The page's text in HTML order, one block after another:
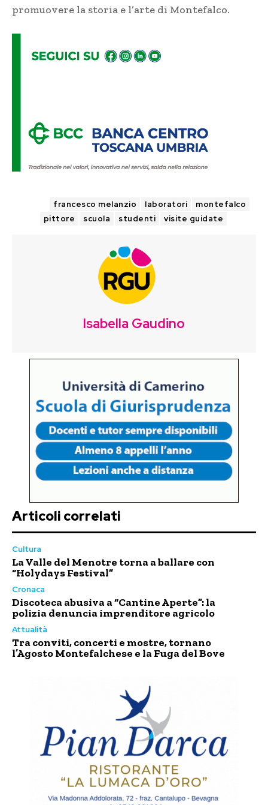
promuovere la storia e l’arte di Montefalco.
francesco melanzio laboratori
montefalco
pittore
scuola studenti visite guidate
Isabella Gaudino
Articoli correlati
Cultura
La Valle del Menotre torna a ballare con
“Holydays Festival”
Cronaca
Discoteca abusiva a “Cantine Aperte”: la
polizia denuncia imprenditore agricolo
Attualità
Tra conviti, concerti e mostre, tornano
l’Agosto Montefalchese e la Fuga del Bove